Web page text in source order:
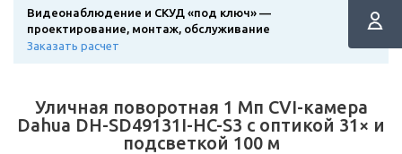
Видеонаблюдение и СКУД «под ключ» —
проектирование, монтаж, обслуживание
Заказать расчет
Уличная поворотная 1 Мп CVI-камера
Dahua DH-SD49131I-HC-S3 с оптикой 31× и
подсветкой 100 м